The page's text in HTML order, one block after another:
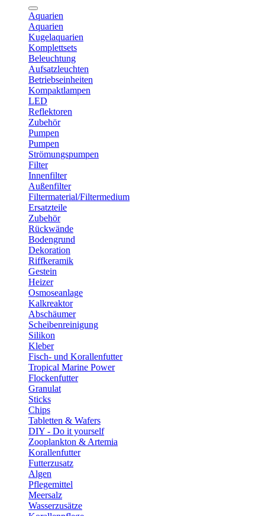
Aquarien
Aquarien
Kugelaquarien
Komplettsets
Beleuchtung
Aufsatzleuchten
Betriebseinheiten
Kompaktlampen
LED
Reflektoren
Zubehör
Pumpen
Pumpen
Strömungspumpen
Filter
Innenfilter
Außenfilter
Filtermaterial/Filtermedium
Ersatzteile
Zubehör
Rückwände
Bodengrund
Dekoration
Riffkeramik
Gestein
Heizer
Osmoseanlage
Kalkreaktor
Abschäumer
Scheibenreinigung
Silikon
Kleber
Fisch- und Korallenfutter
Tropical Marine Power
Flockenfutter
Granulat
Sticks
Chips
Tabletten & Wafers
DIY - Do it yourself
Zooplankton & Artemia
Korallenfutter
Futterzusatz
Algen
Pflegemittel
Meersalz
Wasserzusätze